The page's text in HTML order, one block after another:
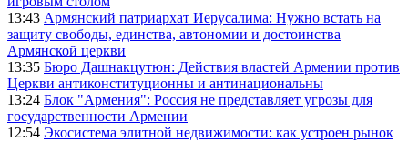
13:43 Армянский патриархат Иерусалима: Нужно встать на
защиту свободы, единства, автономии и достоинства
Армянской церкви
13:35 Бюро Дашнакцутюн: Действия властей Армении против
Церкви антиконституционны и антинациональны
13:24 Блок "Армения": Россия не представляет угрозы для
государственности Армении
12:54 Экосистема элитной недвижимости: как устроен рынок